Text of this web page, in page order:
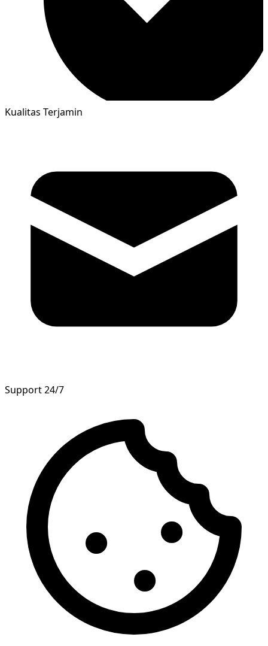
Kualitas Terjamin
Support 24/7